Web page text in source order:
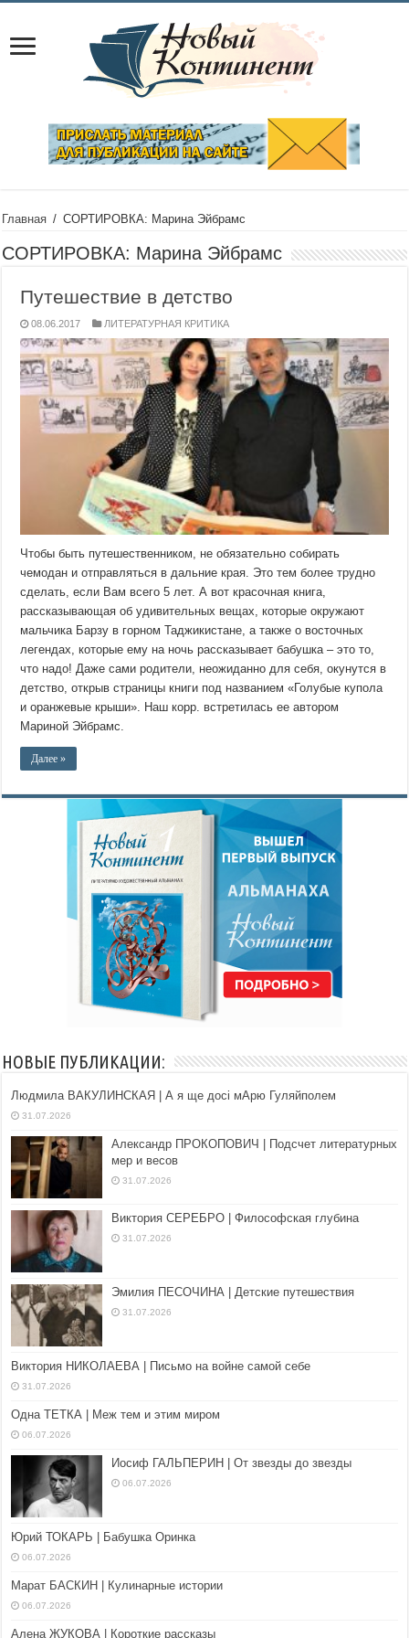
Главная / СОРТИРОВКА: Марина Эйбрамс
СОРТИРОВКА: Марина Эйбрамс
Путешествие в детство
08.06.2017 ЛИТЕРАТУРНАЯ КРИТИКА
Чтобы быть путешественником, не обязательно собирать
чемодан и отправляться в дальние края. Это тем более трудно
сделать, если Вам всего 5 лет. А вот красочная книга,
рассказывающая об удивительных вещах, которые окружают
мальчика Барзу в горном Таджикистане, а также о восточных
легендах, которые ему на ночь рассказывает бабушка – это то,
что надо! Даже сами родители, неожиданно для себя, окунутся в
детство, открыв страницы книги под названием «Голубые купола
и оранжевые крыши». Наш корр. встретилась ее автором
Мариной Эйбрамс.
Далее »
НОВЫЕ ПУБЛИКАЦИИ:
Людмила ВАКУЛИНСКАЯ | А я ще досі мАрю Гуляйполем
31.07.2026
Александр ПРОКОПОВИЧ | Подсчет литературных
мер и весов
31.07.2026
Виктория СЕРЕБРО | Философская глубина
31.07.2026
Эмилия ПЕСОЧИНА | Детские путешествия
31.07.2026
Виктория НИКОЛАЕВА | Письмо на войне самой себе
31.07.2026
Одна ТЕТКА | Меж тем и этим миром
06.07.2026
Иосиф ГАЛЬПЕРИН | От звезды до звезды
06.07.2026
Юрий ТОКАРЬ | Бабушка Оринка
06.07.2026
Марат БАСКИН | Кулинарные истории
06.07.2026
Алена ЖУКОВА | Короткие рассказы